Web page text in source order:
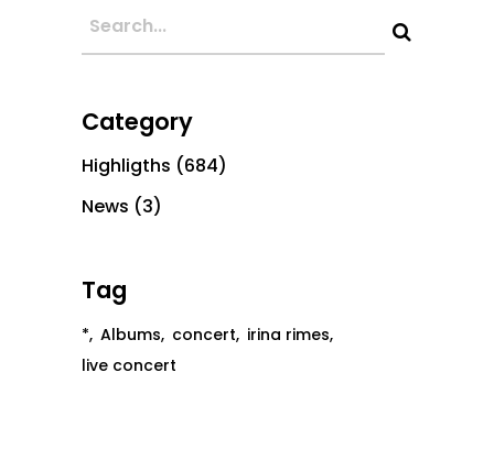
Category
Highligths (684)
News (3)
Tag
* Albums concert irina rimes
live concert